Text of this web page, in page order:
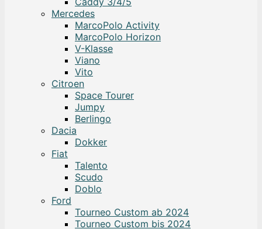
Mercedes
MarcoPolo Activity
MarcoPolo Horizon
V-Klasse
Viano
Vito
Citroen
Space Tourer
Jumpy
Berlingo
Dacia
Dokker
Fiat
Talento
Scudo
Doblo
Ford
Tourneo Custom ab 2024
Tourneo Custom bis 2024